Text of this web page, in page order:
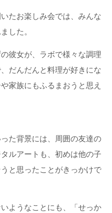
たお楽しみ会では、みんな
した。
彼女が、ラボで様々な調理
だんだんと料理が好きにな
家族にもふるまおうと思え
た背景には、周囲の友達の
ルアートも、初めは他の子
と思ったことがきっかけで
ようなことにも、「せっか